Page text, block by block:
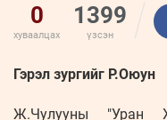
0
хуваалцах
1399
үзсэн
Гэрэл зургийг Р.Оюун
Ж.Чулууны "Уран